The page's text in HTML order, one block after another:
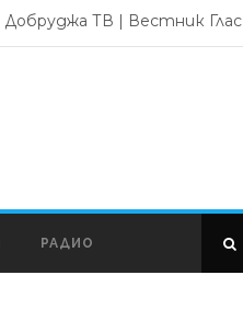
Добруджа ТВ | Вестник Глас
РАДИО